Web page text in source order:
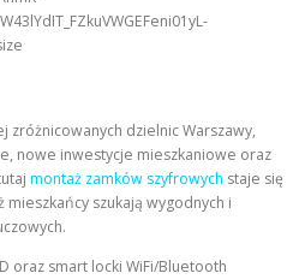
dzielnic Warszawy,
nowe inwestycje mieszkaniowe oraz
montaż zamków szyfrowych staje się
szukają wygodnych i
oraz smart locki WiFi/Bluetooth